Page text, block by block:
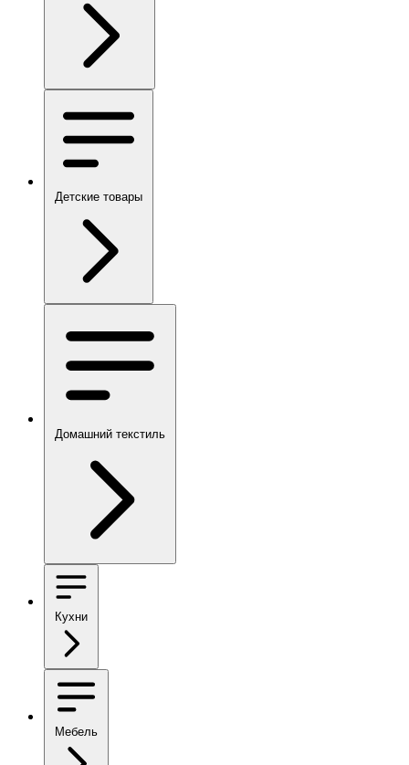
Детские товары
Домашний текстиль
Кухни
Мебель